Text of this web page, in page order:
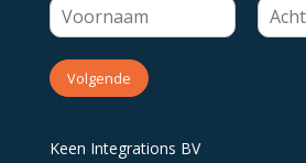
Volgende
Keen Integrations BV